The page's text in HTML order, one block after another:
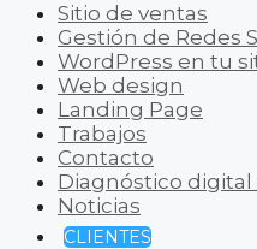
Sitio de ventas
Gestión de Redes
WordPress en tu
Web design
Landing Page
Trabajos
Contacto
Diagnóstico
Noticias
CLIENTES